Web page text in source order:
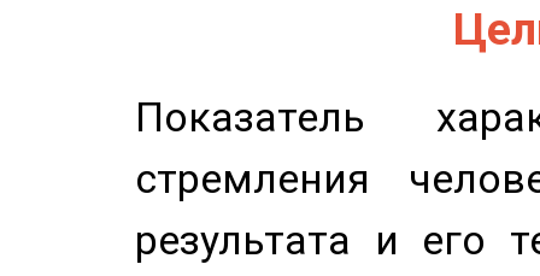
Показатель
стремления
результата и его